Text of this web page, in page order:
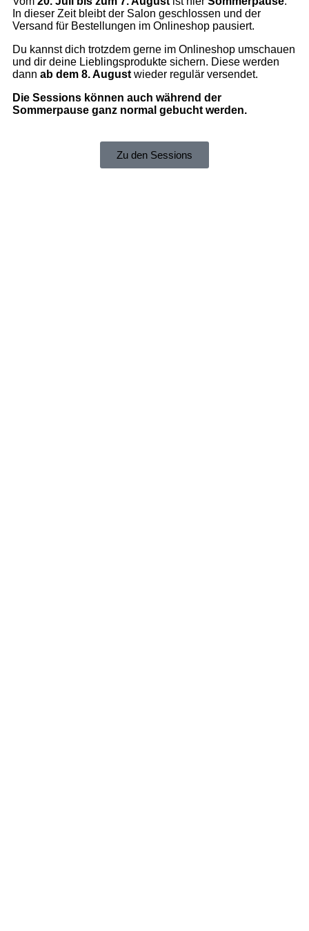
In dieser Zeit bleibt der Salon geschlossen und der
Versand für Bestellungen im Onlineshop pausiert.
Du kannst dich trotzdem gerne im Onlineshop umschauen
und dir deine Lieblingsprodukte sichern. Diese werden
dann ab dem 8. August wieder regulär versendet.
Die Sessions können auch während der
Sommerpause ganz normal gebucht werden.
Zu den Sessions